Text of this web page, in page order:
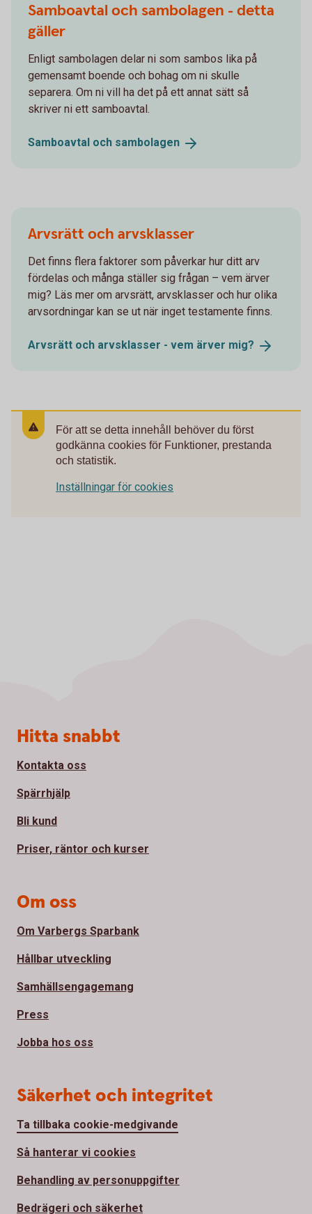
Samboavtal och sambolagen - detta
gäller
Enligt sambolagen delar ni som sambos lika på
gemensamt boende och bohag om ni skulle
separera. Om ni vill ha det på ett annat sätt så
skriver ni ett samboavtal.
Samboavtal och sambolagen
Arvsrätt och arvsklasser
Det finns flera faktorer som påverkar hur ditt arv
fördelas och många ställer sig frågan – vem ärver
mig? Läs mer om arvsrätt, arvsklasser och hur olika
arvsordningar kan se ut när inget testamente finns.
Arvsrätt och arvsklasser - vem ärver mig?
För att se detta innehåll behöver du först
godkänna cookies för Funktioner, prestanda
och statistik.
Inställningar för cookies
Sidfot
Hitta snabbt
Kontakta oss
Spärrhjälp
Bli kund
Priser, räntor och kurser
Om oss
Om Varbergs Sparbank
Hållbar utveckling
Samhällsengagemang
Press
Jobba hos oss
Säkerhet och integritet
Ta tillbaka cookie-medgivande
Så hanterar vi cookies
Behandling av personuppgifter
Bedrägeri och säkerhet